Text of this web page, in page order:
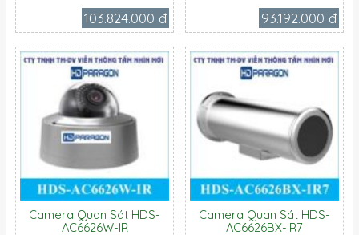
103.824.000 đ
93.192.000 đ
Camera Quan Sát HDS-
AC6626W-IR
Camera Quan Sát HDS-
AC6626BX-IR7